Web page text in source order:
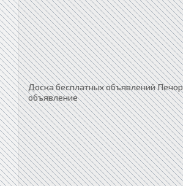
Доска бесплатных объявлений
объявление